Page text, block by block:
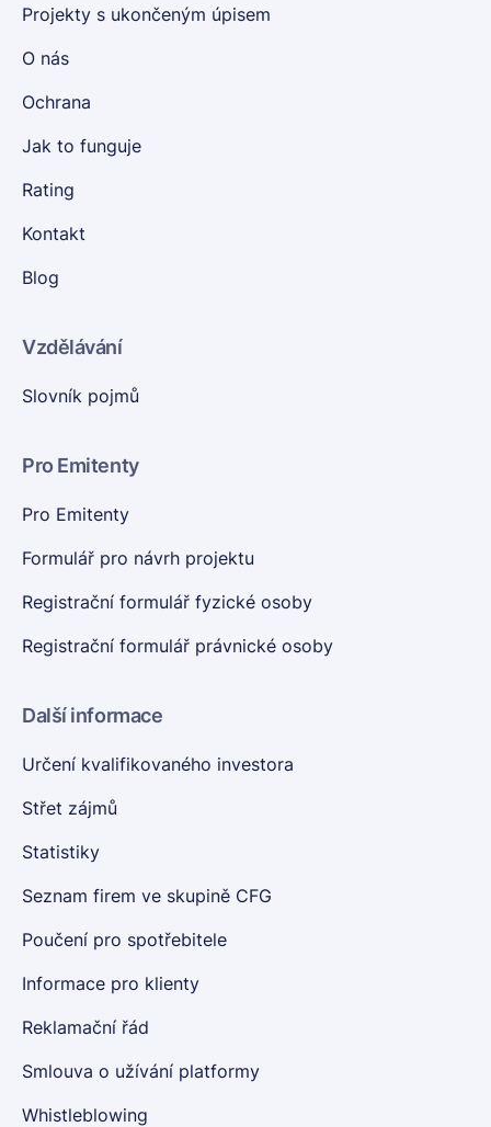
Projekty s ukončeným úpisem
O nás
Ochrana
Jak to funguje
Rating
Kontakt
Blog
Vzdělávání
Slovník pojmů
Pro Emitenty
Pro Emitenty
Formulář pro návrh projektu
Registrační formulář fyzické osoby
Registrační formulář právnické osoby
Další informace
Určení kvalifikovaného investora
Střet zájmů
Statistiky
Seznam firem ve skupině CFG
Poučení pro spotřebitele
Informace pro klienty
Reklamační řád
Smlouva o užívání platformy
Whistleblowing